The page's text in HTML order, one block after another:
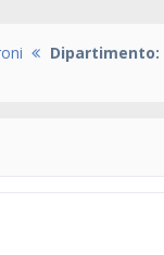
Dipartimento: